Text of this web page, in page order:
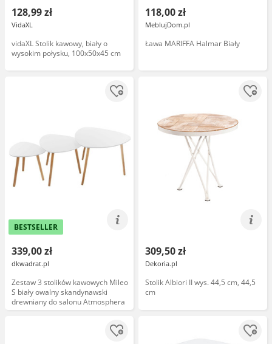
128,99 zł
VidaXL
vidaXL Stolik kawowy, biały o
wysokim połysku, 100x50x45 cm
118,00 zł
MeblujDom.pl
Ława MARIFFA Halmar Biały
BESTSELLER
339,00 zł
dkwadrat.pl
Zestaw 3 stolików kawowych Mileo
S biały owalny skandynawski
drewniany do salonu Atmosphera
309,50 zł
Dekoria.pl
Stolik Albiori II wys. 44,5 cm, 44,5
cm